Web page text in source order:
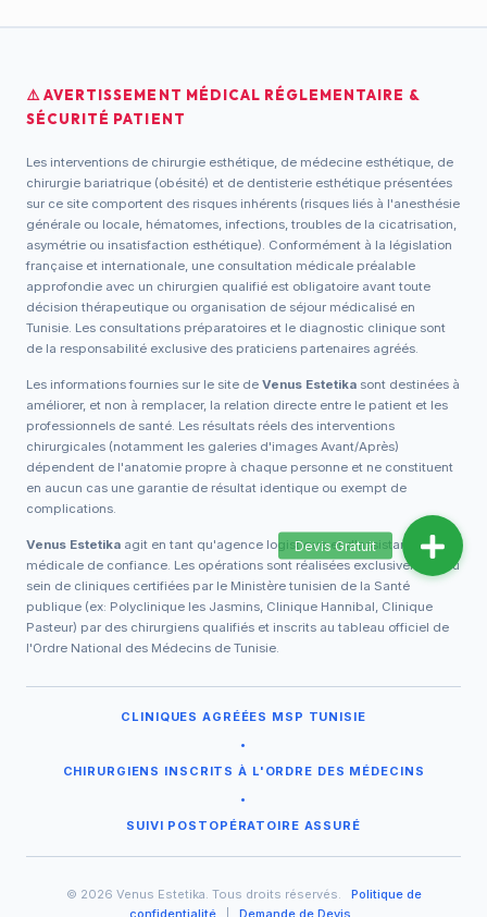
⚠️ AVERTISSEMENT MÉDICAL RÉGLEMENTAIRE &
SÉCURITÉ PATIENT
Les interventions de chirurgie esthétique, de médecine esthétique, de
chirurgie bariatrique (obésité) et de dentisterie esthétique présentées
sur ce site comportent des risques inhérents (risques liés à l'anesthésie
générale ou locale, hématomes, infections, troubles de la cicatrisation,
asymétrie ou insatisfaction esthétique). Conformément à la législation
française et internationale, une consultation médicale préalable
approfondie avec un chirurgien qualifié est obligatoire avant toute
décision thérapeutique ou organisation de séjour médicalisé en
Tunisie. Les consultations préparatoires et le diagnostic clinique sont
de la responsabilité exclusive des praticiens partenaires agréés.
Les informations fournies sur le site de Venus Estetika sont destinées à
améliorer, et non à remplacer, la relation directe entre le patient et les
professionnels de santé. Les résultats réels des interventions
chirurgicales (notamment les galeries d'images Avant/Après)
dépendent de l'anatomie propre à chaque personne et ne constituent
en aucun cas une garantie de résultat identique ou exempt de
complications.
Venus Estetika agit en tant qu'agence logistique et d'assistance
médicale de confiance. Les opérations sont réalisées exclusivement au
sein de cliniques certifiées par le Ministère tunisien de la Santé
publique (ex: Polyclinique les Jasmins, Clinique Hannibal, Clinique
Pasteur) par des chirurgiens qualifiés et inscrits au tableau officiel de
l'Ordre National des Médecins de Tunisie.
CLINIQUES AGRÉÉES MSP TUNISIE
•
CHIRURGIENS INSCRITS À L'ORDRE DES MÉDECINS
•
SUIVI POSTOPÉRATOIRE ASSURÉ
© 2026 Venus Estetika. Tous droits réservés.
Politique de